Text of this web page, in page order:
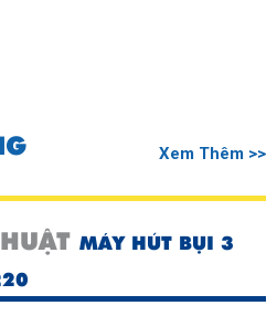
Xem Thêm >>
MÁY HÚT BỤI 3